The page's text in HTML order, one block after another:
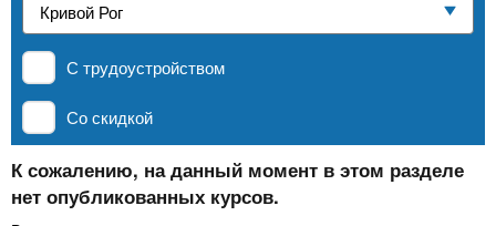
n
t
s
.
е
д
е
Частные школы
Онлайн курсы
С трудоустройством
Со скидкой
К сожалению, на данный момент в этом разделе
нет опубликованных курсов.